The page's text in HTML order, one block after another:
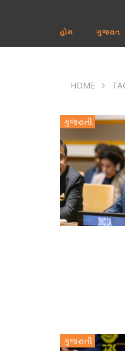
હોમ ગુજરાત
HOME
ગુજરાતી
ગુજરાતી